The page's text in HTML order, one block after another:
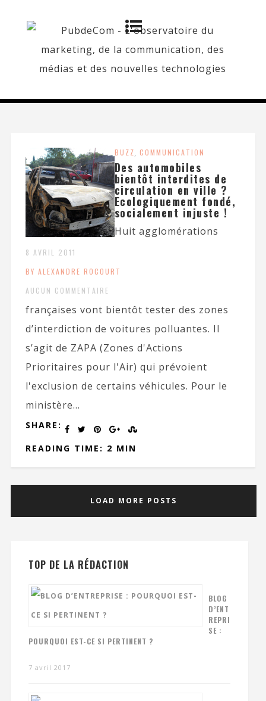
BUZZ, COMMUNICATION
Des automobiles
bientôt interdites de
circulation en ville ?
Ecologiquement fondé,
socialement injuste !
8 AVRIL 2011
BY ALEXANDRE ROCOURT
AUCUN COMMENTAIRE
Huit agglomérations
françaises vont bientôt tester des zones
d’interdiction de voitures polluantes. Il
s’agit de ZAPA (Zones d'Actions
Prioritaires pour l'Air) qui prévoient
l'exclusion de certains véhicules. Pour le
ministère...
SHARE:
READING TIME: 2 MIN
LOAD MORE POSTS
TOP DE LA RÉDACTION
BLOG
D’ENT
REPRI
SE :
POURQUOI EST-CE SI PERTINENT ?
7 avril 2017